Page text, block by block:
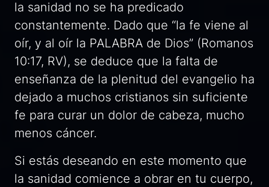
la sanidad no se ha predicado
constantemente. Dado que “la fe viene al
oír, y al oír la PALABRA de Dios” (Romanos
10:17, RV), se deduce que la falta de
enseñanza de la plenitud del evangelio ha
dejado a muchos cristianos sin suficiente
fe para curar un dolor de cabeza, mucho
menos cáncer.
Si estás deseando en este momento que
la sanidad comience a obrar en tu cuerpo,